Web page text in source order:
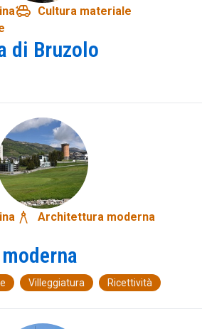
toys Cultura materiale
di Bruzolo
architecture Architettura moderna
Villeggiatura Ricettività